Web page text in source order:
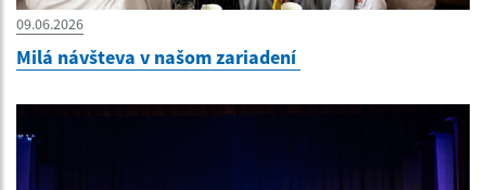
09.06.2026
Milá návšteva v našom zariadení